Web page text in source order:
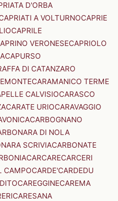
D'ORBA
A VOLTURNOCAPRIE
CAPRILE
VERONESECAPRIOLO
CAPURSO
DI CATANZARO
CARAMANICO TERME
CALVISIOCARASCO
CARATE URIOCARAVAGGIO
CARBOGNANO
DI NOLA
SCRIVIACARBONATE
CARCARECARCERI
CAMPOCARDE'CARDEDU
CAREGGINECAREMA
CARESANA